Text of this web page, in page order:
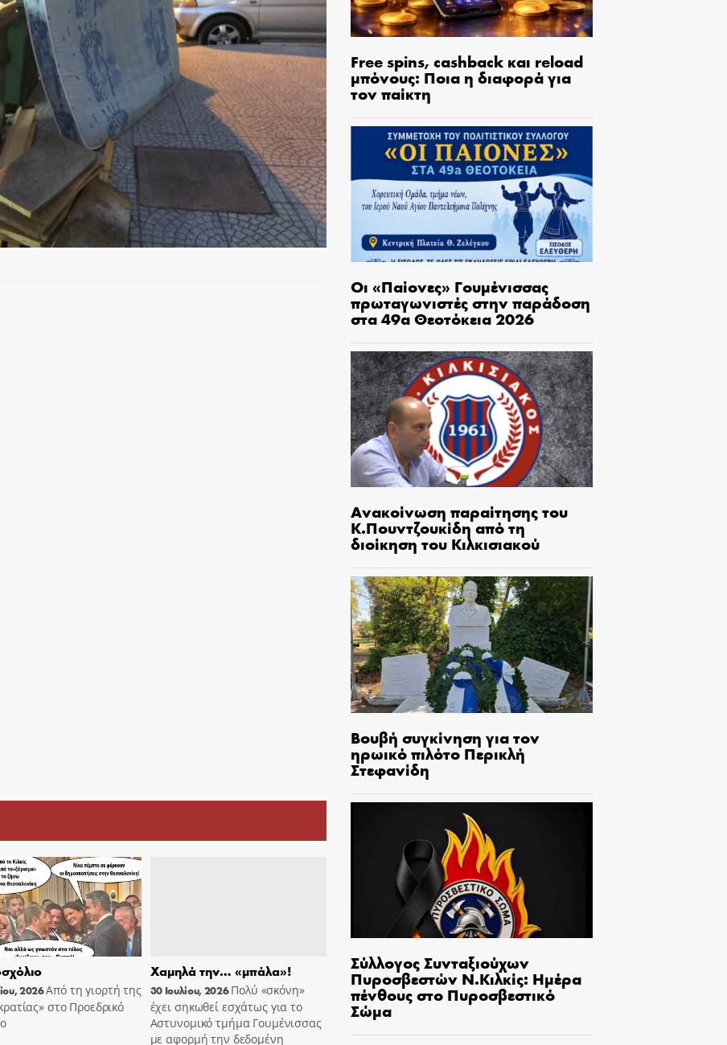
2026Από τη γιορτή της
στο Προεδρικό
Χαμηλά την… «μπάλα»!
30 Ιουλίου, 2026Πολύ «σκόνη»
έχει σηκωθεί εσχάτως για το
Αστυνομικό τμήμα Γουμένισσας
με αφορμή την δεδομένη
Free spins, cashback και reload
μπόνους: Ποια η διαφορά για
τον παίκτη
Οι «Παίονες» Γουμένισσας
πρωταγωνιστές στην παράδοση
στα 49α Θεοτόκεια 2026
Ανακοίνωση παραίτησης του
Κ.Πουντζουκίδη από τη
διοίκηση του Κιλκισιακού
Βουβή συγκίνηση για τον
ηρωικό πιλότο Περικλή
Στεφανίδη
Σύλλογος Συνταξιούχων
Πυροσβεστών Ν.Κιλκίς: Ημέρα
πένθους στο Πυροσβεστικό
Σώμα